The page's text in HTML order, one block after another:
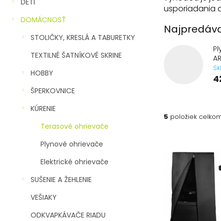
l
DETI
DOMÁCNOSŤ
STOLIČKY, KRESLÁ A TABURETKY
TEXTILNÉ ŠATNÍKOVÉ SKRINE
HOBBY
ŠPERKOVNICE
KÚRENIE
Terasové ohrievače
Plynové ohrievače
Elektrické ohrievače
SUŠENIE A ŽEHLENIE
VEŠIAKY
ODKVAPKÁVAČE RIADU
usporiadania
5 položiek